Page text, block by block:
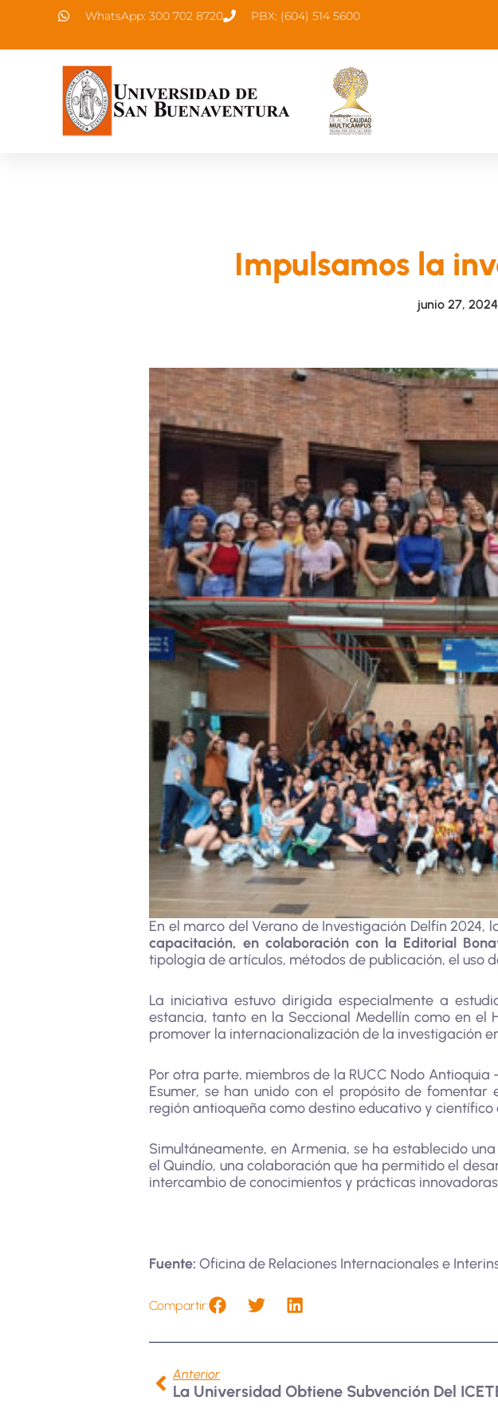
WhatsApp: 300 702 8720 PBX: (604) 514 5600
Impulsamos la
junio 27, 2024
En el marco del Verano de Investigación Delfín 2024,
capacitación, en colaboración con la Editorial
tipología de artículos, métodos de publicación, el uso
La iniciativa estuvo dirigida especialmente a
estancia, tanto en la Seccional Medellín como en
promover la internacionalización de la investigación
Por otra parte, miembros de la RUCC Nodo Antioquia
Esumer, se han unido con el propósito de
región antioqueña como destino educativo y
Simultáneamente, en Armenia, se ha establecido
el Quindío, una colaboración que ha permitido el
intercambio de conocimientos y prácticas
Fuente: Oficina de Relaciones Internacionales e
Compartir:
Anterior